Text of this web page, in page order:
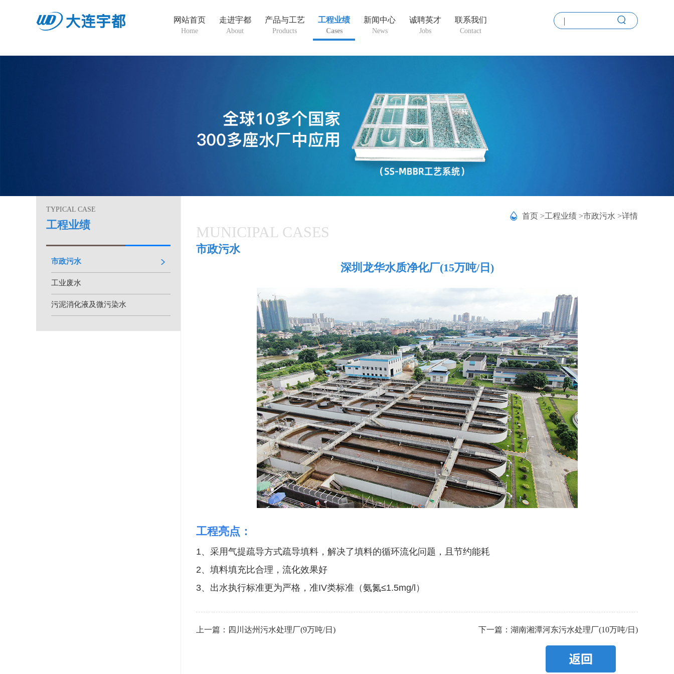
网站首页
Home
走进宇都
About
产品与工艺
Products
工程业绩
Cases
新闻中心
News Jobs
诚聘英才
Contact
联系我们
TYPICAL CASE
工程业绩
市政污水
工业废水
污泥消化液及微污染水
首页 >工程业绩 >市政污水 >详情
MUNICIPAL CASES
市政污水
深圳龙华水质净化厂(15万吨/日)
工程亮点：
1、采用气提疏导方式疏导填料，解决了填料的循环流化问题，且节约能耗
2、填料填充比合理，流化效果好
3、出水执行标准更为严格，准IV类标准（氨氮≤1.5mg/l）
上一篇：四川达州污水处理厂(9万吨/日) 下一篇：湖南湘潭河东污水处理厂(10万吨/日)